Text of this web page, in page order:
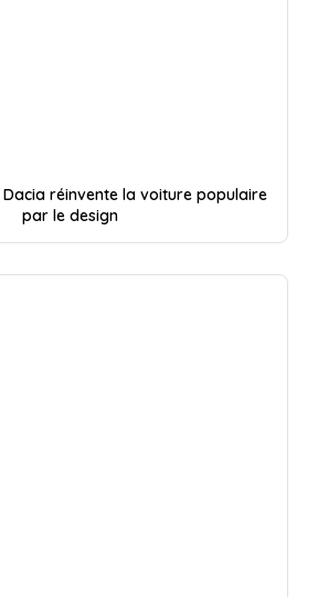
Dacia réinvente la voiture populaire
par le design